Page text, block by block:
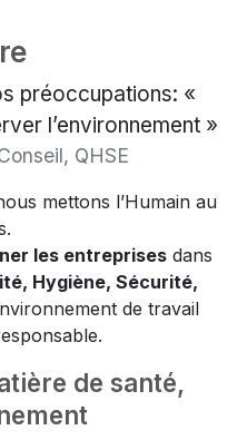
préoccupations: «
l’environnement »
QHSE
mettons l’Humain au
les entreprises dans
Hygiène, Sécurité,
de travail
de santé,